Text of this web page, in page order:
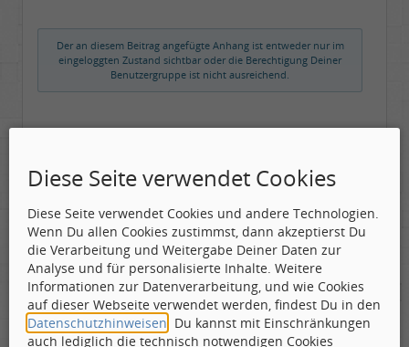
Der an diesem Beitrag angefügte Anhang ist entweder nur im
eingeloggten Zustand sichtbar oder die Berechtigung Deiner
Benutzergruppe ist nicht ausreichend.
freaksound
Toningenieur
Geschlecht:
Herkunft:
Oberbayern
Alter:
62
Beiträge:
5769
Dabei seit:
05 / 2006
Gepostet:13.09.2010 - 11:13 Uhr ·#2
@Badger : :daumen: super :daumen:
Diese Seite verwendet Cookies
Diese Seite verwendet Cookies und andere Technologien.
Wenn Du allen Cookies zustimmst, dann akzeptierst Du
die Verarbeitung und Weitergabe Deiner Daten zur
Analyse und für personalisierte Inhalte. Weitere
Informationen zur Datenverarbeitung, und wie Cookies
auf dieser Webseite verwendet werden, findest Du in den
Datenschutzhinweisen . Du kannst mit Einschränkungen
auch lediglich die technisch notwendigen Cookies